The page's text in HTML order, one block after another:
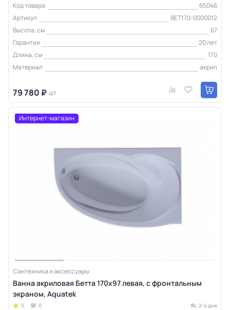
Код товара
65046
Артикул
BET170-0000012
Высота, см
67
Гарантия
20 лет
Длина, см
170
Материал
акрил
79 780 ₽ шт
Интернет-магазин
Сантехника и аксессуары
Ванна акриловая Бетта 170х97 левая, с фронтальным
экраном, Aquatek
0 0 2-4 дня